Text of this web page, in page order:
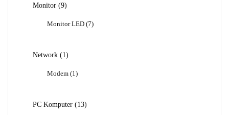
Monitor 99
Monitor LED 77
Network 11
Modem 11
PC Komputer 1313